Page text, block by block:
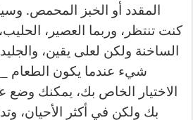
المقدد أو الخبز المحمص.
كنت تنتظر، وربما العصير، الحليب،
الساخنة ولكن لعلى يقين، والجليد
شيء عندما يكون الطعام
الاختيار
الخاص بك، يمكنك وضع
بك ولكن في أكثر الأحيان،